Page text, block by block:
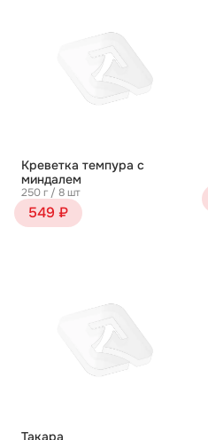
Креветка темпура с
миндалем
250 г / 8 шт
549 ₽
Такара